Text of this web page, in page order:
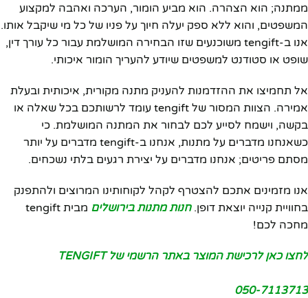
ממתנה; הוא הצהרה. הוא מביע הומור, הערכה ואהבה למקצוע
המשפטים, והוא ללא ספק יעלה חיוך על פניו של כל מי שיקבל אותו.
אנו ב-tengift משוכנעים שזו הבחירה המושלמת עבור כל עורך דין,
שופט או סטודנט למשפטים שיודע להעריך הומור איכותי.
אל תחמיצו את ההזדמנות להעניק מתנה מקורית, איכותית ובעלת
אמירה. הצוות המסור של tengift עומד לרשותכם בכל שאלה או
בקשה, וישמח לסייע לכם לבחור את המתנה המושלמת. כי
כשאנחנו מדברים על מתנות, אנחנו ב-tengift מדברים על יותר
מסתם פריטים; אנחנו מדברים על יצירת רגעים בלתי נשכחים.
אנו מזמינים אתכם להצטרף לקהל לקוחותינו המרוצים ולהתפנק
בחוויית קנייה יוצאת דופן.חנות מתנות בירושלים
מבית tengift
מחכה לכם!
לחצו כאן לרכישת המוצר באתר הרשמי של TENGIFT
050-7113713